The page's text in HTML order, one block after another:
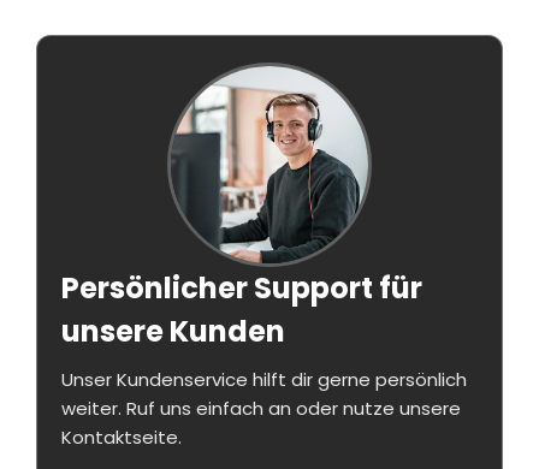
Persönlicher Support für
unsere Kunden
Unser Kundenservice hilft dir gerne persönlich
weiter. Ruf uns einfach an oder nutze unsere
Kontaktseite.